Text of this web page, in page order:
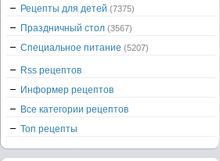
Рецепты для детей (7375)
Праздничный стол (3567)
Специальное питание (5207)
Rss рецептов
Информер рецептов
Все категории рецептов
Топ рецепты